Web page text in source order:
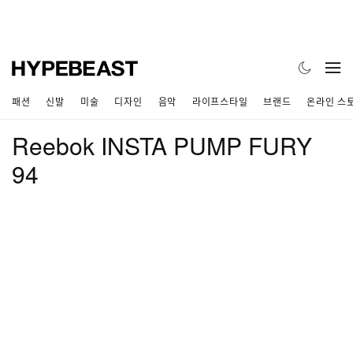
패션 신발 미술 디자인 음악 라이프스타일 브랜드 온라인 스
Reebok INSTA PUMP FURY
94